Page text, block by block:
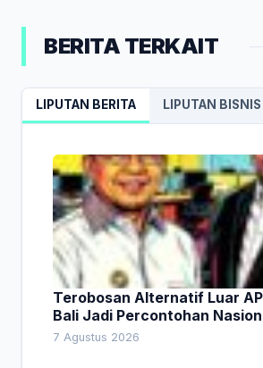
BERITA TERKAIT
LIPUTAN BERITA LIPUTAN BISNIS
Terobosan Alternatif Luar
Bali Jadi Percontohan
Pembiayaan Daerah
7 Agustus 2026